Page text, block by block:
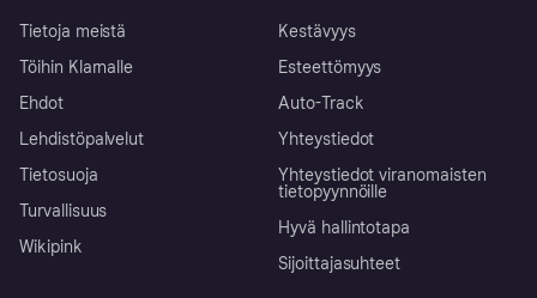
Tietoja meistä
Töihin Klarnalle
Ehdot
Lehdistöpalvelut
Tietosuoja
Turvallisuus
Wikipink
Kestävyys
Esteettömyys
Auto-Track
Yhteystiedot
Yhteystiedot viranomaisten
tietopyynnöille
Hyvä hallintotapa
Sijoittajasuhteet